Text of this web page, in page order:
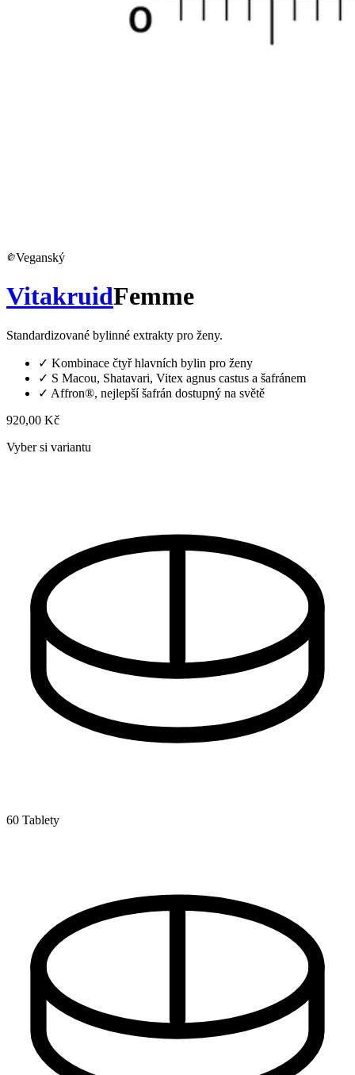
Veganský
VitakruidFemme
Standardizované bylinné extrakty pro ženy.
✓ Kombinace čtyř hlavních bylin pro ženy
✓ S Macou, Shatavari, Vitex agnus castus a šafránem
✓ Affron®, nejlepší šafrán dostupný na světě
920,00 Kč
Vyber si variantu
60 Tablety